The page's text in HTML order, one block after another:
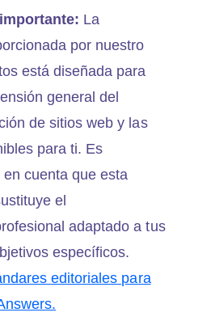
La
por nuestro
está diseñada para
general del
de sitios web y las
para ti. Es
cuenta que esta
el
adaptado a tus
específicos.
editoriales para